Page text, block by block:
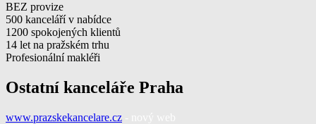
BEZ provize
500 kanceláří v nabídce
1200 spokojených klientů
14 let na pražském trhu
Profesionální makléři
Ostatní kanceláře Praha
www.prazskekancelare.cz